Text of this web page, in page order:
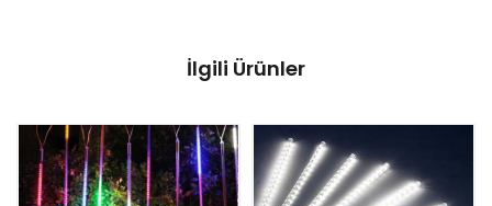
İlgili Ürünler